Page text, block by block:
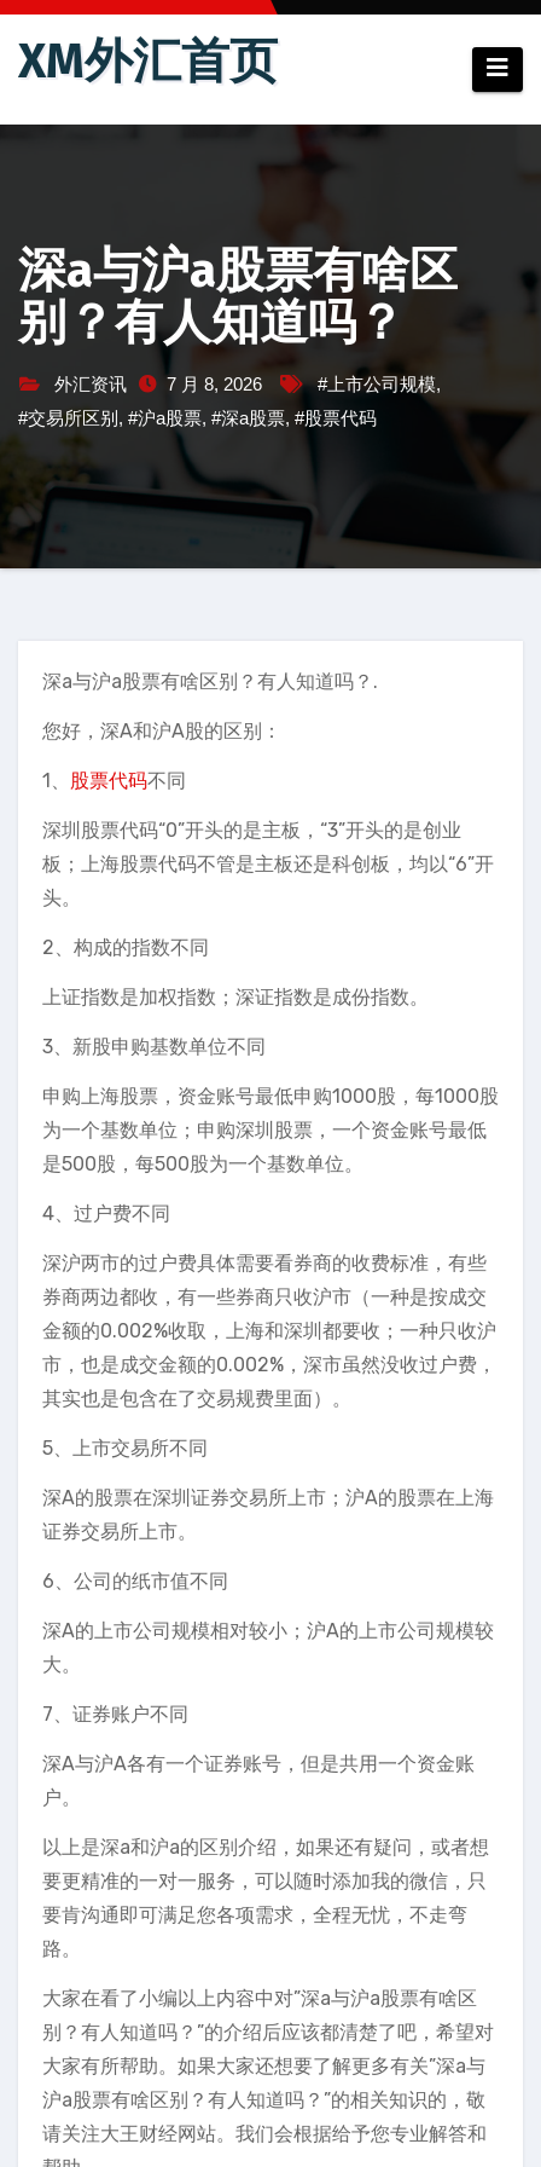
跳
XM外汇首页
深a与沪a股票有啥区
别？有人知道吗？
外汇资讯 7 月 8, 2026 #上市公司规模,
#交易所区别 , #沪a股票, #深a股票, #股票代码
深a与沪a股票有啥区别？有人知道吗？.
您好，深A和沪A股的区别：
1、 股票代码不同
深圳股票代码“0”开头的是主板，“3”开头的是创业
板；上海股票代码不管是主板还是科创板，均以“6”开
头。
2、构成的指数不同
上证指数是加权指数；深证指数是成份指数。
3、新股申购基数单位不同
申购上海股票，资金账号最低申购1000股，每1000股
为一个基数单位；申购深圳股票，一个资金账号最低
是500股，每500股为一个基数单位。
4、过户费不同
深沪两市的过户费具体需要看券商的收费标准，有些
券商两边都收，有一些券商只收沪市（一种是按成交
金额的0.002%收取，上海和深圳都要收；一种只收沪
市，也是成交金额的0.002%，深市虽然没收过户费，
其实也是包含在了交易规费里面）。
5、上市交易所不同
深A的股票在深圳证券交易所上市；沪A的股票在上海
证券交易所上市。
6、公司的纸市值不同
深A的上市公司规模相对较小；沪A的上市公司规模较
大。
7、证券账户不同
深A与沪A各有一个证券账号，但是共用一个资金账
户。
以上是深a和沪a的区别介绍，如果还有疑问，或者想
要更精准的一对一服务，可以随时添加我的微信，只
要肯沟通即可满足您各项需求，全程无忧，不走弯
路。
大家在看了小编以上内容中对”深a与沪a股票有啥区
别？有人知道吗？”的介绍后应该都清楚了吧，希望对
大家有所帮助。如果大家还想要了解更多有关”深a与
沪a股票有啥区别？有人知道吗？”的相关知识的，敬
请关注大王财经网站。我们会根据给予您专业解答和